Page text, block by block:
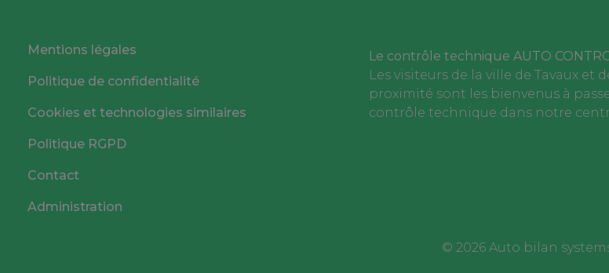
Mentions légales
Politique de confidentialité
Cookies et technologies similaires
Politique RGPD
Contact
Administration
Le contrôle technique AUTO
Les visiteurs de la ville de Tavaux et
proximité sont les bienvenus à
contrôle technique dans notre
© 2026 Auto bilan